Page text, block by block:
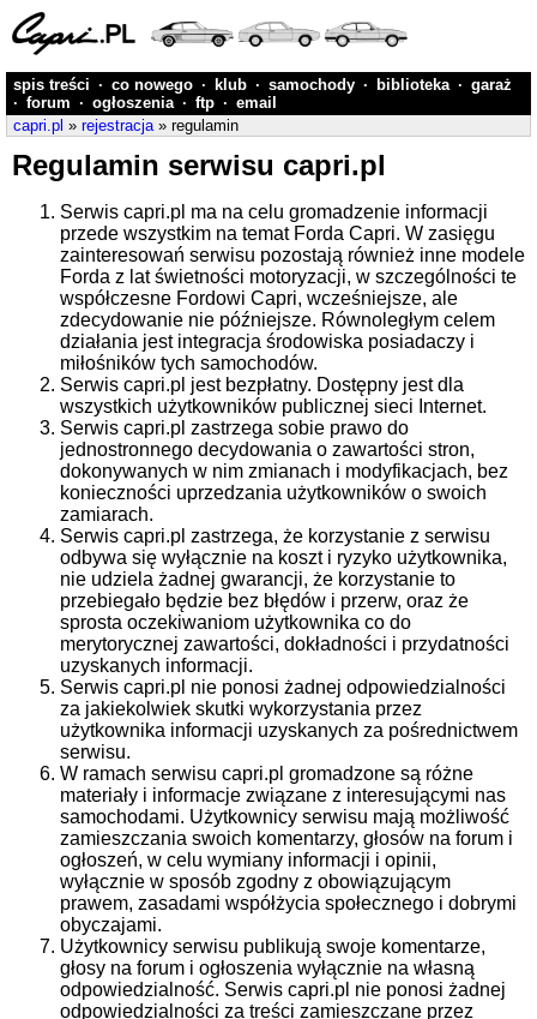
spis treści · co nowego · klub · samochody · biblioteka · garaż
· forum · ogłoszenia · ftp · email
capri.pl » rejestracja» regulamin
Regulamin serwisu capri.pl
Serwis capri.pl ma na celu gromadzenie informacji
przede wszystkim na temat Forda Capri. W zasięgu
zainteresowań serwisu pozostają również inne modele
Forda z lat świetności motoryzacji, w szczególności te
współczesne Fordowi Capri, wcześniejsze, ale
zdecydowanie nie późniejsze. Równoległym celem
działania jest integracja środowiska posiadaczy i
miłośników tych samochodów.
Serwis capri.pl jest bezpłatny. Dostępny jest dla
wszystkich użytkowników publicznej sieci Internet.
Serwis capri.pl zastrzega sobie prawo do
jednostronnego decydowania o zawartości stron,
dokonywanych w nim zmianach i modyfikacjach, bez
konieczności uprzedzania użytkowników o swoich
zamiarach.
Serwis capri.pl zastrzega, że korzystanie z serwisu
odbywa się wyłącznie na koszt i ryzyko użytkownika,
nie udziela żadnej gwarancji, że korzystanie to
przebiegało będzie bez błędów i przerw, oraz że
sprosta oczekiwaniom użytkownika co do
merytorycznej zawartości, dokładności i przydatności
uzyskanych informacji.
Serwis capri.pl nie ponosi żadnej odpowiedzialności
za jakiekolwiek skutki wykorzystania przez
użytkownika informacji uzyskanych za pośrednictwem
serwisu.
W ramach serwisu capri.pl gromadzone są różne
materiały i informacje związane z interesującymi nas
samochodami. Użytkownicy serwisu mają możliwość
zamieszczania swoich komentarzy, głosów na forum i
ogłoszeń, w celu wymiany informacji i opinii,
wyłącznie w sposób zgodny z obowiązującym
prawem, zasadami współżycia społecznego i dobrymi
obyczajami.
Użytkownicy serwisu publikują swoje komentarze,
głosy na forum i ogłoszenia wyłącznie na własną
odpowiedzialność. Serwis capri.pl nie ponosi żadnej
odpowiedzialności za treści zamieszczane przez